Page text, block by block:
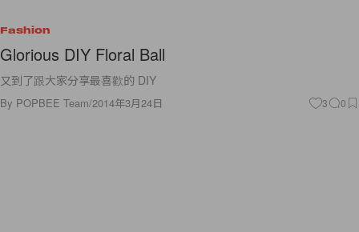
Fashion
Glorious DIY Floral Ball
又到了跟大家分享最喜歡的 DIY
By POPBEE Team/2014年3月24日 3 0